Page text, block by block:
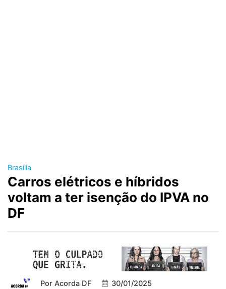
Brasília
Carros elétricos e híbridos
voltam a ter isenção do IPVA no
DF
Por Acorda DF 30/01/2025